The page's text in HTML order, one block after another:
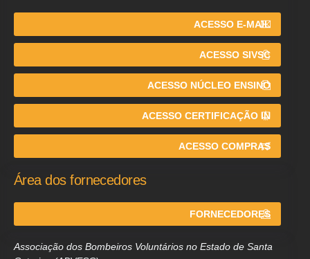
ACESSO E-MAIL
ACESSO SIVSC
ACESSO NÚCLEO ENSINO
ACESSO CERTIFICAÇÃO IN
ACESSO COMPRAS
Área dos fornecedores
FORNECEDORES
Associação dos Bombeiros Voluntários no Estado de Santa